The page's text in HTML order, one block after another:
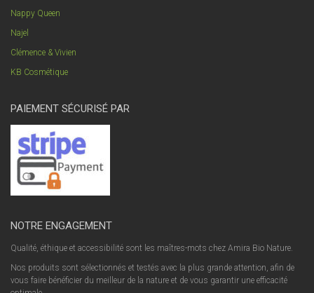
Nappy Queen
Najel
Clémence & Vivien
KB Cosmétique
PAIEMENT SÉCURISÉ PAR
NOTRE ENGAGEMENT
Qualité, éthique et accessibilité sont les maîtres-mots chez Amira Bio Nature.
Nos produits sont sélectionnés et testés avec la plus grande attention, afin de
vous faire bénéficier du meilleur de la nature et de vous garantir une efficacité